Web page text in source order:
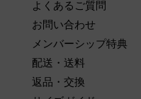
よくあるご質問
お問い合わせ
メンバーシップ特典
配送・送料
返品・交換